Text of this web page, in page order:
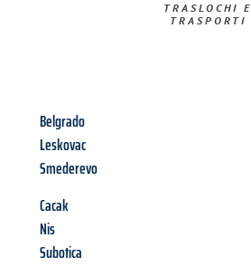
TRASLOCHI E
TRASPORTI​
Belgrado
Leskovac
Smederevo
Cacak
Nis
Subotica